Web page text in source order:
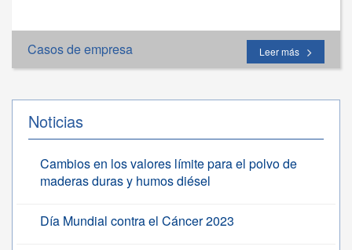
Casos de empresa Leer más
Noticias
Cambios en los valores límite para el polvo de
maderas duras y humos diésel
Día Mundial contra el Cáncer 2023